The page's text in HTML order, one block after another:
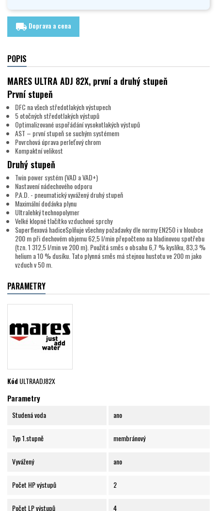
local_shipping Doprava a cena
POPIS
MARES ULTRA ADJ 82X, první a druhý stupeň
První stupeň
DFC na všech středotlakých výstupech
5 otočných středotlakých výstupů
Optimalizované uspořádání vysokotlakých výstupů
AST – první stupeň se suchým systémem
Povrchová úprava perleťový chrom
Kompaktní velikost
Druhý stupeň
Twin power systém (VAD a VAD+)
Nastavení nádechového odporu
P.A.D. - pneumatický vyvážený druhý stupeň
Maximální dodávka plynu
Ultralehký technopolymer
Velké klopné tlačítko vzduchové sprchy
Superflexová hadiceSplňuje všechny požadavky dle normy EN250 i v hloubce
200 m při dechovém objemu 62,5 l/min přepočteno na hladinovou spotřebu
(tzn. 1 312,5 l/min ve 200 m). Použitá směs o obsahu 6,7 % kyslíku, 83,3 %
helium a 10 % dusíku. Tato plynná směs má stejnou hustotu ve 200 m jako
vzduch v 50 m.
PARAMETRY
KódULTRAADJ82X
Parametry
Studená voda ano
Typ 1.stupně membránový
Vyvážený ano
Počet HP výstupů 2
Počet LP výstupů 4